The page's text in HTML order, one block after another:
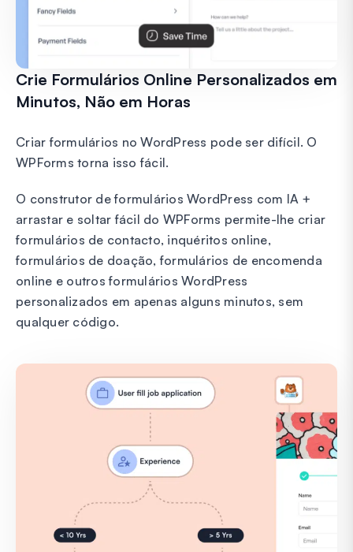
Crie Formulários Online Personalizados em
Minutos, Não em Horas
Criar formulários no WordPress pode ser difícil. O
WPForms torna isso fácil.
O construtor de formulários WordPress com IA +
arrastar e soltar fácil do WPForms permite-lhe criar
formulários de contacto, inquéritos online,
formulários de doação, formulários de encomenda
online e outros formulários WordPress
personalizados em apenas alguns minutos, sem
qualquer código.